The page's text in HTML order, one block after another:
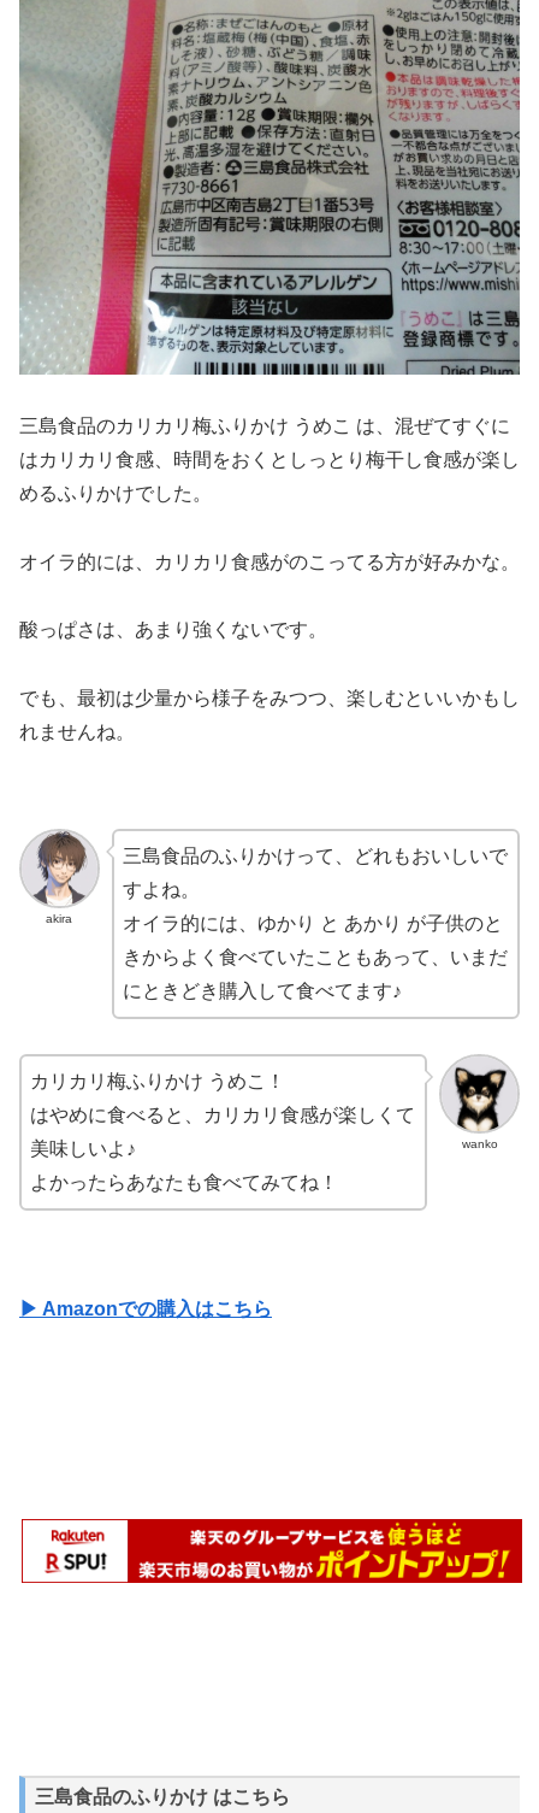
三島食品のカリカリ梅ふりかけ うめこ は、混ぜてすぐに
はカリカリ食感、時間をおくとしっとり梅干し食感が楽し
めるふりかけでした。
オイラ的には、カリカリ食感がのこってる方が好みかな。
酸っぱさは、あまり強くないです。
でも、最初は少量から様子をみつつ、楽しむといいかもし
れませんね。
akira
三島食品のふりかけって、どれもおいしいで
すよね。
オイラ的には、ゆかり と あかり が子供のと
きからよく食べていたこともあって、いまだ
にときどき購入して食べてます♪
wanko
カリカリ梅ふりかけ うめこ！
はやめに食べると、カリカリ食感が楽しくて
美味しいよ♪
よかったらあなたも食べてみてね！
▶ Amazonでの購入はこちら
三島食品のふりかけ はこちら